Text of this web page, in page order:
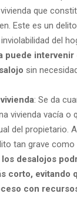
que
Este es un
del
puede intervenir
sin
: Se da
vivienda vacía o
del propietario.
tan grave como
los desalojos
corto, evitando
con